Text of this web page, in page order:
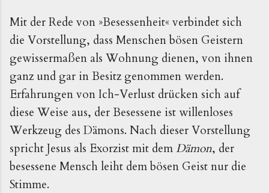
Mit der Rede von »Besessenheit« verbindet sich
die Vorstellung, dass Menschen bösen Geistern
gewissermaßen als Wohnung dienen, von ihnen
ganz und gar in Besitz genommen werden.
Erfahrungen von Ich-Verlust drücken sich auf
diese Weise aus, der Besessene ist willenloses
Werkzeug des Dämons. Nach dieser Vorstellung
spricht Jesus als Exorzist mit demDämon, der
besessene Mensch leiht dem bösen Geist nur die
Stimme.